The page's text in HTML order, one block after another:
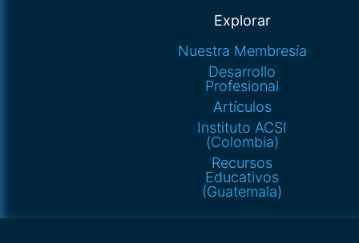
Explorar
Nuestra Membresía
Desarrollo
Profesional
Artículos
Instituto ACSI
(Colombia)
Recursos
Educativos
(Guatemala)